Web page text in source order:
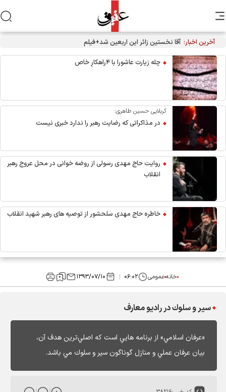
آخرین اخبار: آقا نخستین زائر این اربعین شد+فیلم
چله زیارت عاشورا با ۴راهکارِ خاص
کربلایی حسین طاهری:
در مذاکراتی که رضایت رهبر را ندارد خبری نیست
روایت حاج مهدی رسولی از روضه خوانی در محل عروج رهبر
انقلاب
خاطره حاج مهدی سلحشور از توصیه های رهبر شهید انقلاب
خانهعمومی ۰۶:۰۲ ۱۳۹۳/۰۷/۱۰
سير و سلوك در رادیو معارف
«عرفان اسلامي» از برنامه هايي است كه اصلي‌ترين هدف آن،
بيان عرفان عملي و منازل گوناگون سير و سلوك مي باشد.